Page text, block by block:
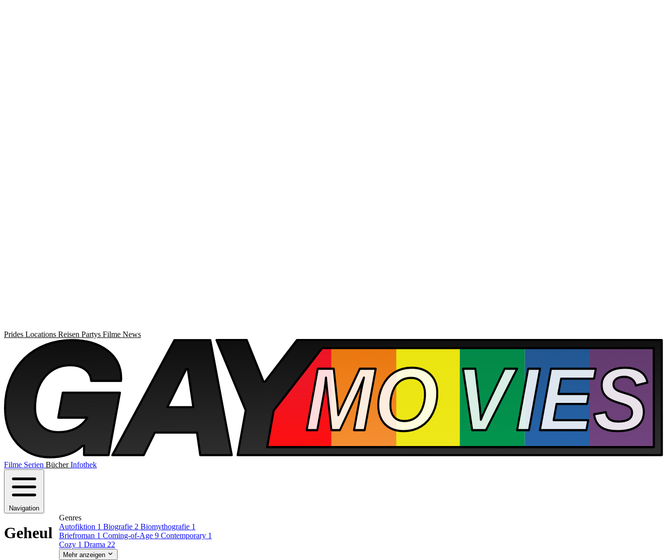
Prides Locations Reisen Partys Filme News
Filme Serien BücherInfothek
Navigation
Geheul
Genres
Autofiktion 1 Biografie 2 Biomythografie 1
Briefroman 1 Coming-of-Age 9 Contemporary 1
Cozy 1 Drama 22
Mehr anzeigen